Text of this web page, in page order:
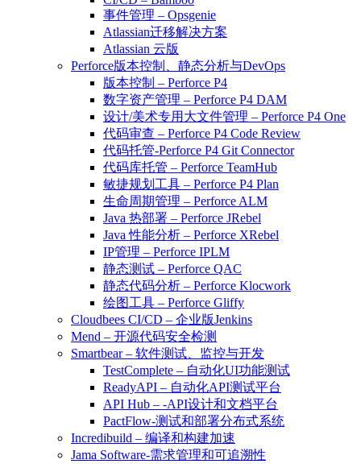
事件管理 – Opsgenie
Atlassian迁移解决方案
Atlassian 云版
Perforce版本控制、静态分析与DevOps
版本控制 – Perforce P4
数字资产管理 – Perforce P4 DAM
设计/美术专用大文件管理 – Perforce P4 One
代码审查 – Perforce P4 Code Review
代码托管-Perforce P4 Git Connector
代码库托管 – Perforce TeamHub
敏捷规划工具 – Perforce P4 Plan
生命周期管理 – Perforce ALM
Java 热部署 – Perforce JRebel
Java 性能分析 – Perforce XRebel
IP管理 – Perforce IPLM
静态测试 – Perforce QAC
静态代码分析 – Perforce Klocwork
绘图工具 – Perforce Gliffy
Cloudbees CI/CD – 企业版Jenkins
Mend – 开源代码安全检测
Smartbear – 软件测试、监控与开发
TestComplete – 自动化UI功能测试
ReadyAPI – 自动化API测试平台
API Hub – -API设计和文档平台
PactFlow-测试和部署分布式系统
Incredibuild – 编译和构建加速
Jama Software-需求管理和可追溯性